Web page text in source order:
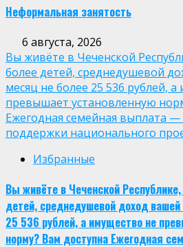
Неформальная занятость
6 августа, 2026
Вы живёте в Чеченской
более детей, среднедушевой
месяц не более 25 536 рублей,
превышает установленную
Ежегодная семейная выплата
поддержки национального
Избранные
Вы живёте в Чеченской
детей, среднедушевой доход
25 536 рублей, а имущество не
норму? Вам доступна Ежегодная